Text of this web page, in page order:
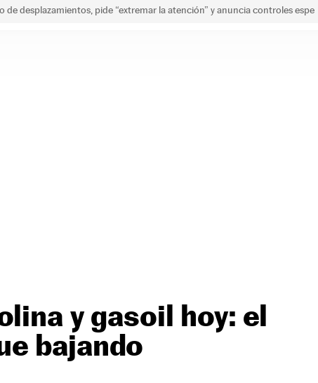
desplazamientos, pide “extremar la atención” y anuncia controles espe
y gasoil hoy: el
bajando